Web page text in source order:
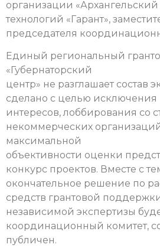
организации
технологий «Гарант»,
председателя
Единый региональный
«Губернаторский
центр» не разглашает состав
сделано с целью исключения
интересов, лоббирования со
некоммерческих
максимальной
объективности оценки
конкурс проектов. Вместе с
окончательное решение по
средств грантовой
независимой экспертизы
координационный комитет,
публичен.